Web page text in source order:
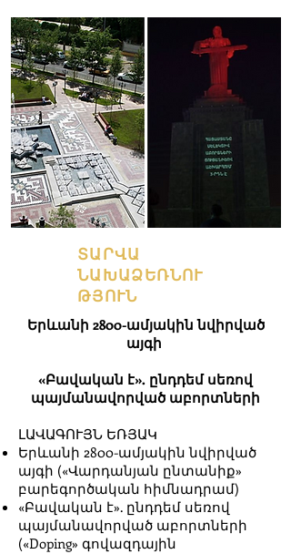
Երևանի 2800-ամյակին նվիրված
այգի
«Բավական է». ընդդեմ սեռով
պայմանավորված աբորտների
ԼԱՎԱԳՈՒՅՆ ԵՌՅԱԿ
Երևանի 2800-ամյակին նվիրված
այգի («Վարդանյան ընտանիք»
բարեգործական հիմնադրամ)
«Բավական է». ընդդեմ սեռով
պայմանավորված աբորտների
(«Doping» գովազդային
ՏԱՐՎԱ
ՆԱԽԱՁԵՌՆՈՒ
ԹՅՈՒՆ